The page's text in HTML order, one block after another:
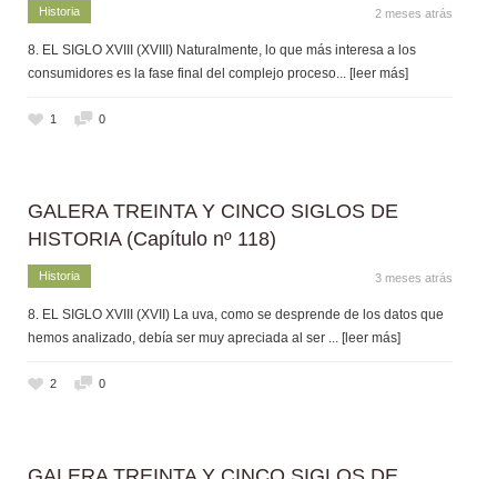
Historia 2 meses atrás
8. EL SIGLO XVIII (XVIII) Naturalmente, lo que más interesa a los
consumidores es la fase final del complejo proceso ... [leer más]
1 0
GALERA TREINTA Y CINCO SIGLOS DE
HISTORIA (Capítulo nº 118)
Historia 3 meses atrás
8. EL SIGLO XVIII (XVII) La uva, como se desprende de los datos que
hemos analizado, debía ser muy apreciada al ser
... [leer más]
2 0